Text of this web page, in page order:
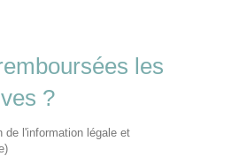
les
?
de l'information légale et